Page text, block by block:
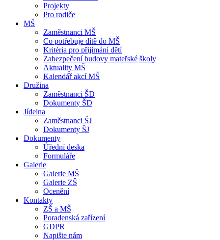
Projekty
Pro rodiče
MŠ
Zaměstnanci MŠ
Co potřebuje dítě do MŠ
Kritéria pro přijímání dětí
Zabezpečení budovy mateřské školy
Aktuality MŠ
Kalendář akcí MŠ
Družina
Zaměstnanci ŠD
Dokumenty ŠD
Jídelna
Zaměstnanci ŠJ
Dokumenty ŠJ
Dokumenty
Úřední deska
Formuláře
Galerie
Galerie MŠ
Galerie ZŠ
Ocenění
Kontakty
ZŠ a MŠ
Poradenská zařízení
GDPR
Napište nám